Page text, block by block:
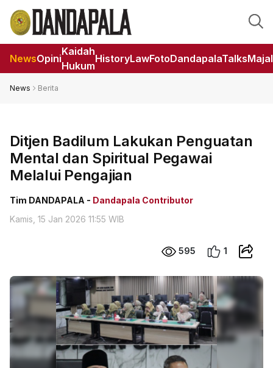
NewsOpini
Kaidah
Hukum
HistoryLawFotoDandapalaTalks
News Berita
Ditjen Badilum Lakukan Penguatan
Mental dan Spiritual Pegawai
Melalui Pengajian
Tim DANDAPALA - Dandapala Contributor
Kamis, 15 Jan 2026 11:55 WIB
595 1